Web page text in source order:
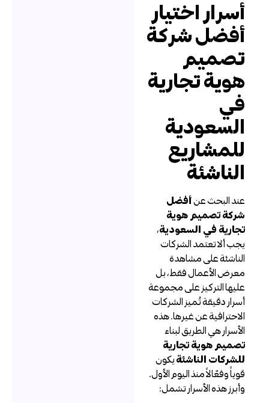
أسرار اختيار
أفضل شركة
تصميم
هوية تجارية
في
السعودية
للمشاريع
الناشئة
عند البحث عنأفضل
شركة تصميم هوية
تجارية في السعودية،
يجب ألا تعتمد الشركات
الناشئة على مشاهدة
معرض الأعمال فقط، بل
عليها التركيز على مجموعة
أسرار دقيقة تُميز الشركات
الاحترافية عن غيرها. هذه
الأسرار هي الطريق لبناء
تصميم هوية تجارية
للشركات الناشئةيكون
قوياً وفعّالاً منذ اليوم الأول.
وأبرز هذه الأسرار تشمل: